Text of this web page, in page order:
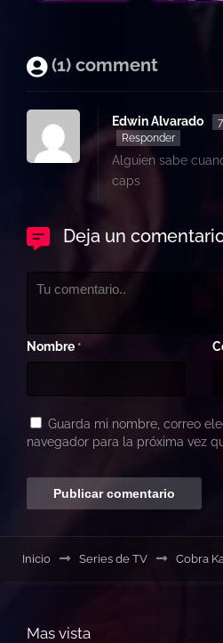
(1) comment
Edwin Alvarado
Responder
Alguien sabe
caps
Deja un
Nombre *
Guarda mi nombre, correo
navegador para la próxima vez
Inicio Series de TV Cobra
Mas vista